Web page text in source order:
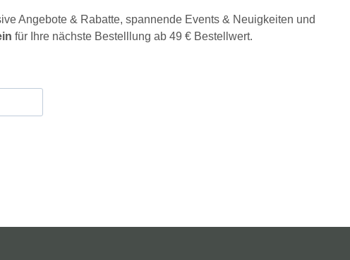
Angebote & Rabatte, spannende Events & Neuigkeiten und
für Ihre nächste Bestelllung ab 49 € Bestellwert.